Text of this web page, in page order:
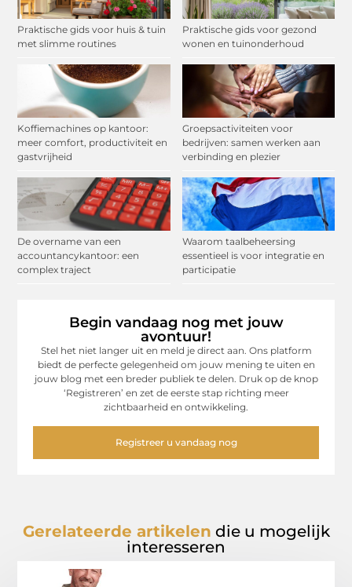
Praktische gids voor huis & tuin
met slimme routines
Praktische gids voor gezond
wonen en tuinonderhoud
Koffiemachines op kantoor:
meer comfort, productiviteit en
gastvrijheid
Groepsactiviteiten voor
bedrijven: samen werken aan
verbinding en plezier
De overname van een
accountancykantoor: een
complex traject
Waarom taalbeheersing
essentieel is voor integratie en
participatie
Begin vandaag nog met jouw
avontuur!
Stel het niet langer uit en meld je direct aan. Ons platform
biedt de perfecte gelegenheid om jouw mening te uiten en
jouw blog met een breder publiek te delen. Druk op de knop
‘Registreren’ en zet de eerste stap richting meer
zichtbaarheid en ontwikkeling.
Registreer u vandaag nog
Gerelateerde artikelen die u mogelijk
interesseren